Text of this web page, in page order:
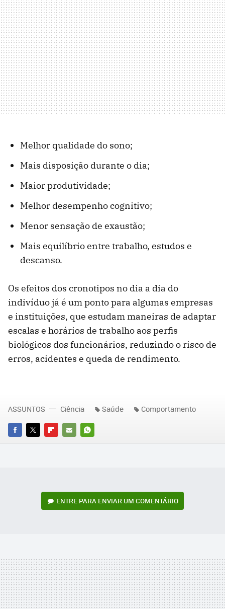
Melhor qualidade do sono;
Mais disposição durante o dia;
Maior produtividade;
Melhor desempenho cognitivo;
Menor sensação de exaustão;
Mais equilíbrio entre trabalho, estudos e
descanso.
Os efeitos dos cronotipos no dia a dia do
indivíduo já é um ponto para algumas empresas
e instituições, que estudam maneiras de adaptar
escalas e horários de trabalho aos perfis
biológicos dos funcionários, reduzindo o risco de
erros, acidentes e queda de rendimento.
FACEBOOK
TWITTERFLIPBOARD
E-
WHATSAPP
ASSUNTOS Ciência Saúde Comportamento
ENTRE PARA ENVIAR UM COMENTÁRIO